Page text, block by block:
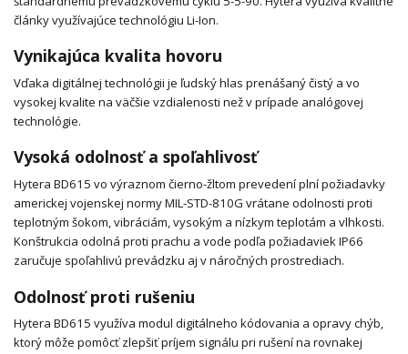
články využívajúce technológiu Li-Ion.
Vynikajúca kvalita hovoru
Vďaka digitálnej technológii je ľudský hlas prenášaný čistý a vo
vysokej kvalite na väčšie vzdialenosti než v prípade analógovej
technológie.
Vysoká odolnosť a spoľahlivosť
Hytera BD615 vo výraznom čierno-žltom prevedení plní požiadavky
americkej vojenskej normy MIL-STD-810G vrátane odolnosti proti
teplotným šokom, vibráciám, vysokým a nízkym teplotám a vlhkosti.
Konštrukcia odolná proti prachu a vode podľa požiadaviek IP66
zaručuje spoľahlivú prevádzku aj v náročných prostrediach.
Odolnosť proti rušeniu
Hytera BD615 využíva modul digitálneho kódovania a opravy chýb,
ktorý môže pomôcť zlepšiť príjem signálu pri rušení na rovnakej